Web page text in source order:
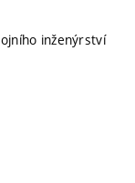
inženýrství